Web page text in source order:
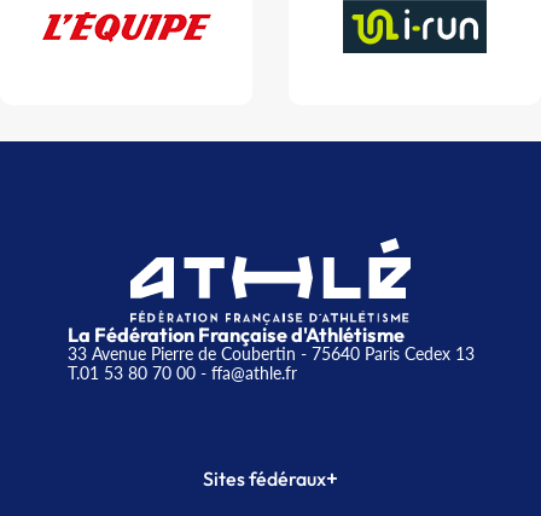
La Fédération Française d'Athlétisme
33 Avenue Pierre de Coubertin - 75640 Paris Cedex 13
T.01 53 80 70 00- ffa@athle.fr
Sites fédéraux+